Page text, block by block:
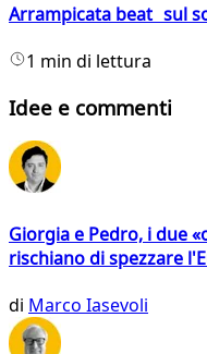
Arrampicata beat sul
1 min di lettura
Idee e commenti
Giorgia e Pedro, i due
rischiano di spezzare
di Marco Iasevoli